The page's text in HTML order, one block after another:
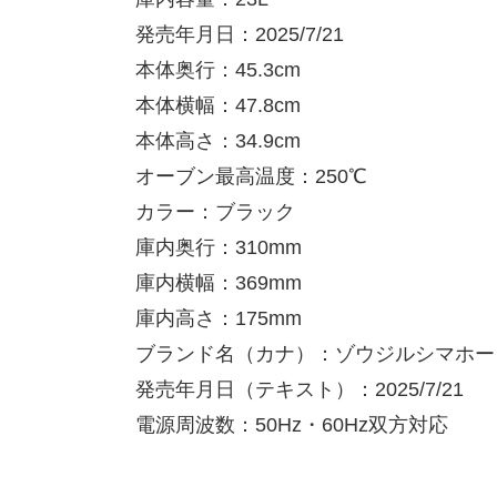
発売年月日：2025/7/21
本体奥行：45.3cm
本体横幅：47.8cm
本体高さ：34.9cm
オーブン最高温度：250℃
カラー：ブラック
庫内奥行：310mm
庫内横幅：369mm
庫内高さ：175mm
ブランド名（カナ）：ゾウジルシマホ
発売年月日（テキスト）：2025/7/21
電源周波数：50Hz・60Hz双方対応